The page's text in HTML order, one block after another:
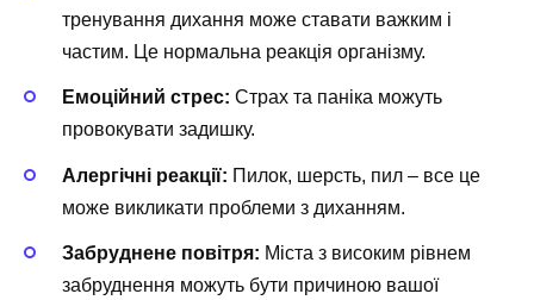
тренування дихання може ставати важким і
частим. Це нормальна реакція організму.
Емоційний стрес: Страх та паніка можуть
провокувати задишку.
Алергічні реакції: Пилок, шерсть, пил – все це
може викликати проблеми з диханням.
Забруднене повітря: Міста з високим рівнем
забруднення можуть бути причиною вашої